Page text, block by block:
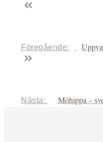
Föregående:
Nästa: Möhippa –